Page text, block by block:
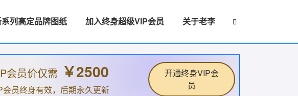
列高定品牌图纸 加入终身超级VIP会员 关于老李
会员价仅需 ￥2500
会员终身有效，后期永久更新
开通终身VIP会
员